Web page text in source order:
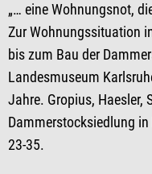
„… eine Wohnungsnot,
Zur Wohnungssituation
bis zum Bau der
Landesmuseum
Jahre. Gropius, Haesler,
Dammerstocksiedlung
23-35.